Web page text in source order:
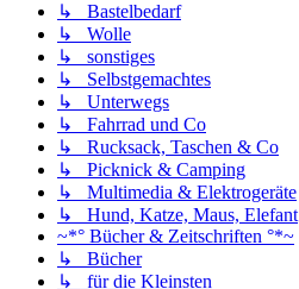
↳ Bastelbedarf
↳ Wolle
↳ sonstiges
↳ Selbstgemachtes
↳ Unterwegs
↳ Fahrrad und Co
↳ Rucksack, Taschen & Co
↳ Picknick & Camping
↳ Multimedia & Elektrogeräte
↳ Hund, Katze, Maus, Elefant
~*° Bücher & Zeitschriften °*~
↳ Bücher
↳ für die Kleinsten